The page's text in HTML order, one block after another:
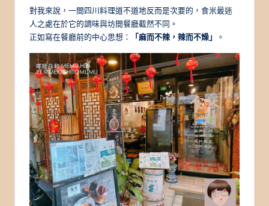
對我來說，一間四川料理道不道地反而是次要的，食米最迷
人之處在於它的調味與坊間餐廳截然不同。
正如寫在餐廳前的中心思想：
「麻而不辣，辣而不燥」 。